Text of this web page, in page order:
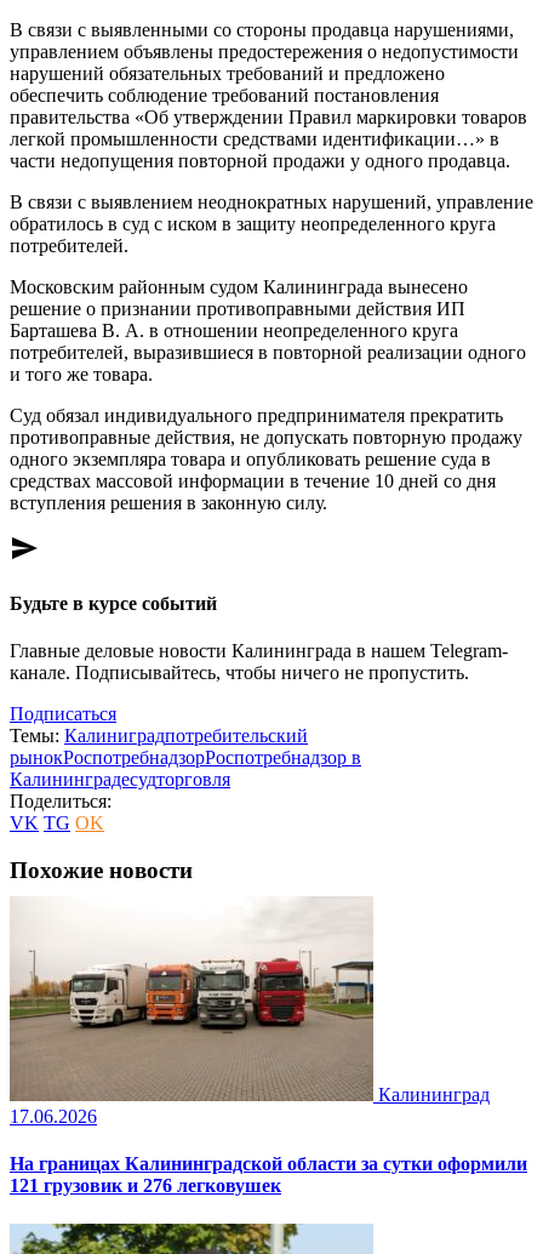
В связи с выявленными со стороны продавца нарушениями,
управлением объявлены предостережения о недопустимости
нарушений обязательных требований и предложено
обеспечить соблюдение требований постановления
правительства «Об утверждении Правил маркировки товаров
легкой промышленности средствами идентификации…» в
части недопущения повторной продажи у одного продавца.
В связи с выявлением неоднократных нарушений, управление
обратилось в суд с иском в защиту неопределенного круга
потребителей.
Московским районным судом Калининграда вынесено
решение о признании противоправными действия ИП
Барташева В. А. в отношении неопределенного круга
потребителей, выразившиеся в повторной реализации одного
и того же товара.
Суд обязал индивидуального предпринимателя прекратить
противоправные действия, не допускать повторную продажу
одного экземпляра товара и опубликовать решение суда в
средствах массовой информации в течение 10 дней со дня
вступления решения в законную силу.
send
Будьте в курсе событий
Главные деловые новости Калининграда в нашем Telegram-
канале. Подписывайтесь, чтобы ничего не пропустить.
Подписаться
Темы: Калиниградпотребительский
рынокРоспотребнадзорРоспотребнадзор в
Калининградесудторговля
Поделиться:
VK TG OK
Похожие новости
Калининград
17.06.2026
На границах Калининградской области за сутки оформили
121 грузовик и 276 легковушек